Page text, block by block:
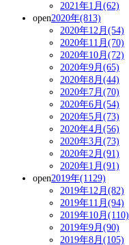
2021年1月(62)
open2020年(813)
2020年12月(54)
2020年11月(70)
2020年10月(72)
2020年9月(65)
2020年8月(44)
2020年7月(70)
2020年6月(54)
2020年5月(73)
2020年4月(56)
2020年3月(73)
2020年2月(91)
2020年1月(91)
open2019年(1129)
2019年12月(82)
2019年11月(94)
2019年10月(110)
2019年9月(90)
2019年8月(105)